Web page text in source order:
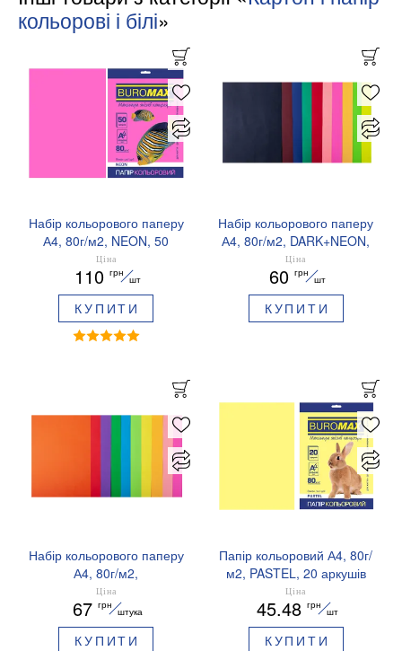
кольорові і білі»
Набір кольорового паперу
А4, 80г/м2, NEON, 50
аркушів BUROMAX
BM.2721550
Ціна
110 грн
шт
КУПИТИ
Набір кольорового паперу
А4, 80г/м2, DARK+NEON,
10 кольорів, 20 аркушів
BUROMAX BM.2721020-99
Ціна
60 грн
шт
КУПИТИ
Набір кольорового паперу
А4, 80г/м2,
NEON+INTENSIVE, 10
кольорів, 20 аркушів
BUROMAX BM.2721820-99
Ціна
67 грн
штука
КУПИТИ
Папір кольоровий А4, 80г/
м2, PASTEL, 20 аркушів
BUROMAX BM.2721220
Ціна
45.48 грн
шт
КУПИТИ